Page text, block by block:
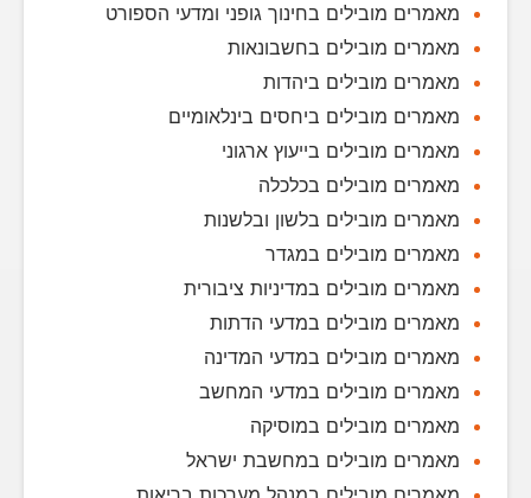
מאמרים מובילים בחינוך גופני ומדעי הספורט
מאמרים מובילים בחשבונאות
מאמרים מובילים ביהדות
מאמרים מובילים ביחסים בינלאומיים
מאמרים מובילים בייעוץ ארגוני
מאמרים מובילים בכלכלה
מאמרים מובילים בלשון ובלשנות
מאמרים מובילים במגדר
מאמרים מובילים במדיניות ציבורית
מאמרים מובילים במדעי הדתות
מאמרים מובילים במדעי המדינה
מאמרים מובילים במדעי המחשב
מאמרים מובילים במוסיקה
מאמרים מובילים במחשבת ישראל